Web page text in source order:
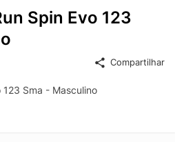
Spin Evo 123
Compartilhar
123 Sma - Masculino